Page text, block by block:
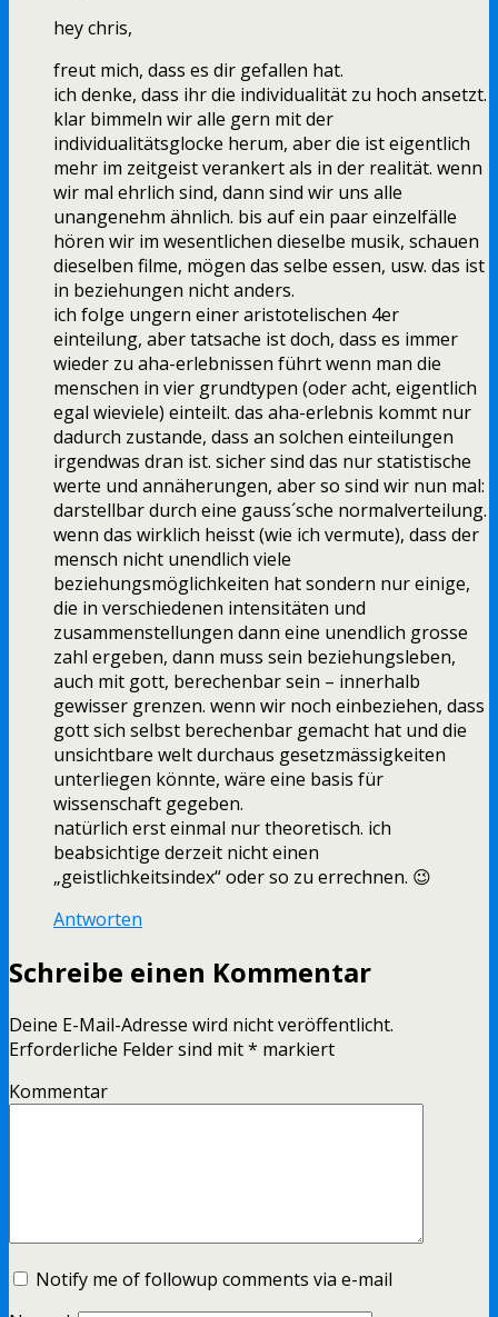
hey chris,
freut mich, dass es dir gefallen hat.
ich denke, dass ihr die individualität zu hoch ansetzt.
klar bimmeln wir alle gern mit der
individualitätsglocke herum, aber die ist eigentlich
mehr im zeitgeist verankert als in der realität. wenn
wir mal ehrlich sind, dann sind wir uns alle
unangenehm ähnlich. bis auf ein paar einzelfälle
hören wir im wesentlichen dieselbe musik, schauen
dieselben filme, mögen das selbe essen, usw. das ist
in beziehungen nicht anders.
ich folge ungern einer aristotelischen 4er
einteilung, aber tatsache ist doch, dass es immer
wieder zu aha-erlebnissen führt wenn man die
menschen in vier grundtypen (oder acht, eigentlich
egal wieviele) einteilt. das aha-erlebnis kommt nur
dadurch zustande, dass an solchen einteilungen
irgendwas dran ist. sicher sind das nur statistische
werte und annäherungen, aber so sind wir nun mal:
darstellbar durch eine gauss´sche normalverteilung.
wenn das wirklich heisst (wie ich vermute), dass der
mensch nicht unendlich viele
beziehungsmöglichkeiten hat sondern nur einige,
die in verschiedenen intensitäten und
zusammenstellungen dann eine unendlich grosse
zahl ergeben, dann muss sein beziehungsleben,
auch mit gott, berechenbar sein – innerhalb
gewisser grenzen. wenn wir noch einbeziehen, dass
gott sich selbst berechenbar gemacht hat und die
unsichtbare welt durchaus gesetzmässigkeiten
unterliegen könnte, wäre eine basis für
wissenschaft gegeben.
natürlich erst einmal nur theoretisch. ich
beabsichtige derzeit nicht einen
„geistlichkeitsindex“ oder so zu errechnen. 😉
Antworten
Schreibe einen Kommentar
Deine E-Mail-Adresse wird nicht veröffentlicht.
Erforderliche Felder sind mit* markiert
Kommentar
Notify me of followup comments via e-mail